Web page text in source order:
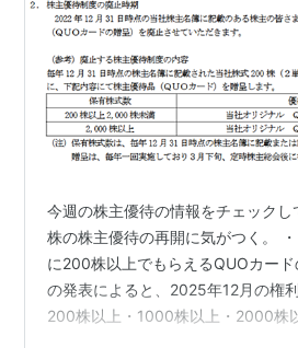
今週の株主優待の情報をチェック
株の株主優待の再開に気がつく。
に200株以上でもらえるQUOカー
の発表によると、2025年12月の権
200株以上・1000株以上・2000株